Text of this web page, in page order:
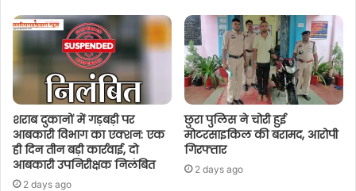
शराब दुकानों में गड़बड़ी पर
आबकारी विभाग का एक्शन: एक
ही दिन तीन बड़ी कार्रवाई, दो
आबकारी उपनिरीक्षक निलंबित
2 days ago
छुरा पुलिस ने चोरी हुई
मोटरसाइकिल की बरामद, आरोपी
गिरफ्तार
2 days ago